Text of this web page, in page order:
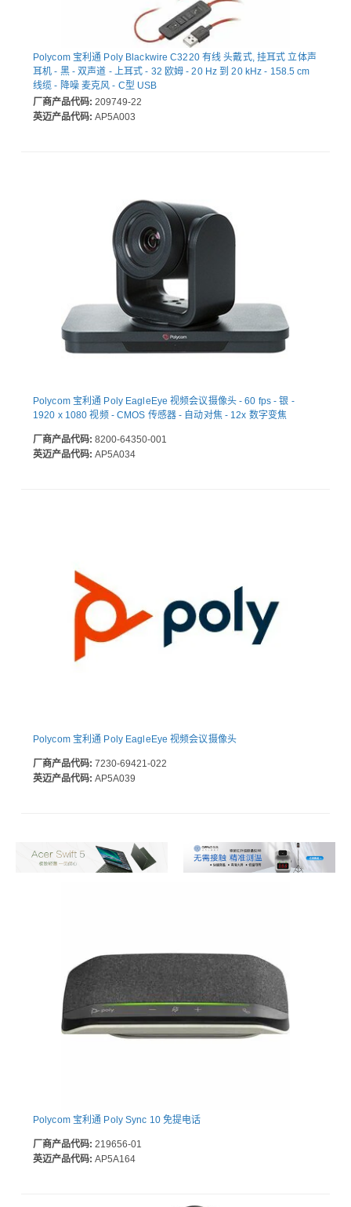
Polycom 宝利通 Poly Blackwire C3220 有线 头戴式, 挂耳式 立体声
耳机 - 黑 - 双声道 - 上耳式 - 32 欧姆 - 20 Hz 到 20 kHz - 158.5 cm
线缆 - 降噪 麦克风 - C型 USB
厂商产品代码: 209749-22
英迈产品代码: AP5A003
Polycom 宝利通 Poly EagleEye 视频会议摄像头 - 60 fps - 银 -
1920 x 1080 视频 - CMOS 传感器 - 自动对焦 - 12x 数字变焦
厂商产品代码: 8200-64350-001
英迈产品代码: AP5A034
Polycom 宝利通 Poly EagleEye 视频会议摄像头
厂商产品代码: 7230-69421-022
英迈产品代码: AP5A039
Polycom 宝利通 Poly Sync 10 免提电话
厂商产品代码: 219656-01
英迈产品代码: AP5A164